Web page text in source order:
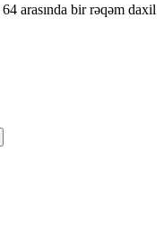
arasında bir rəqəm daxil